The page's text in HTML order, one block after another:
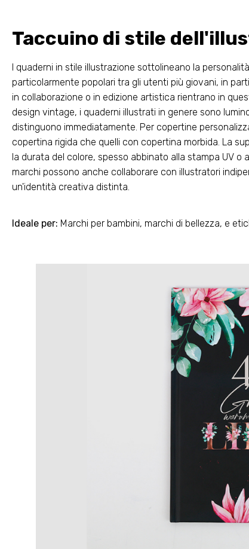
Taccuino di stile
I quaderni in stile illustrazione sottolineano la
particolarmente popolari tra gli utenti più giovani, in
in collaborazione o in edizione artistica rientrano in
design vintage, i quaderni illustrati in genere sono
distinguono immediatamente. Per copertine
copertina rigida che quelli con copertina morbida. La
la durata del colore, spesso abbinato alla stampa UV o
marchi possono anche collaborare con illustratori
un'identità creativa distinta.
Ideale per: Marchi per bambini, marchi di bellezza, e